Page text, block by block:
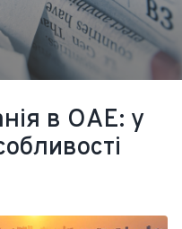
в ОАЕ: у